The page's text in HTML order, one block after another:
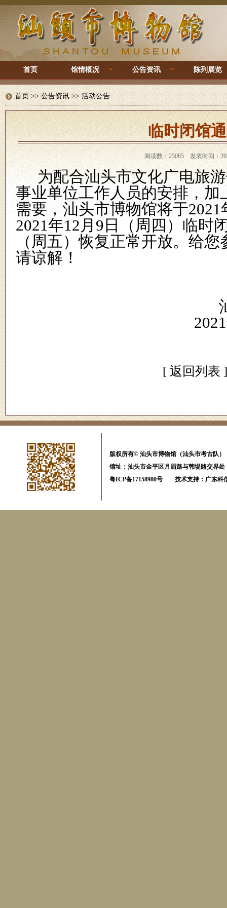
首页 馆情概况 公告资讯 陈列展览
首页>> 公告资讯 >> 活动公告
临时闭馆
阅读数：25085 发表时间：
为配合汕头市文化广电旅
事业单位工作人员的安排 ， 加
需要， 汕头市博物馆将于2021
2021年12月9日（周四） 临时
（周五）恢复正常开放。给您
请谅解 ！
汕头
2021
[ 返回列表 ]
版权所有© 汕头市博物馆（汕头市考古队
馆址：汕头市金平区月眉路与韩堤路交
粤ICP备17158980号 技术支持： 广东科